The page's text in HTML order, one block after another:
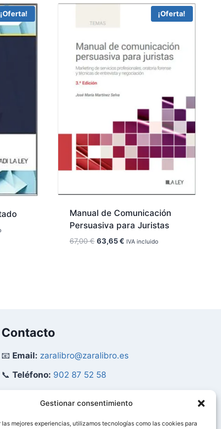
Gestionar consentimiento
las mejores experiencias, utilizamos tecnologías como las cookies para
¡Oferta! ¡Oferta!
Manual de Comunicación
Persuasiva para Juristas
67,00€ El
63,65€ El
IVA incluido
Contacto
📧 Email: zaralibro@zaralibro.es
📞 Teléfono: 902 87 52 58
Mi Cuenta